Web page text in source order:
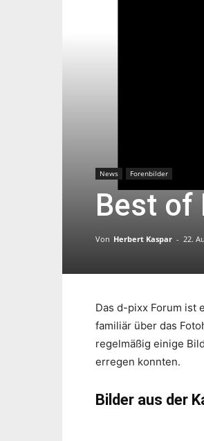
News Forenbilder
Best of
Von Herbert Kaspar - 22.
Das d-pixx Forum ist
familiär über das
regelmäßig einige
erregen konnten.
Bilder aus der